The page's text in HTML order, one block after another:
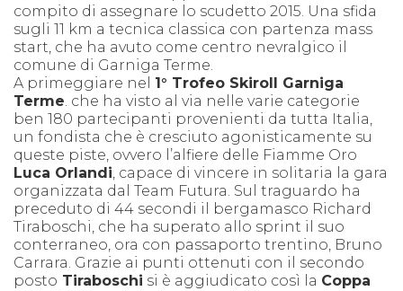
compito di assegnare lo scudetto 2015. Una sfida
sugli 11 km a tecnica classica con partenza mass
start, che ha avuto come centro nevralgico il
comune di Garniga Terme.
A primeggiare nel 1° Trofeo Skiroll Garniga
Terme. che ha visto al via nelle varie categorie
ben 180 partecipanti provenienti da tutta Italia,
un fondista che è cresciuto agonisticamente su
queste piste, ovvero l’alfiere delle Fiamme Oro
Luca Orlandi, capace di vincere in solitaria la gara
organizzata dal Team Futura. Sul traguardo ha
preceduto di 44 secondi il bergamasco Richard
Tiraboschi, che ha superato allo sprint il suo
conterraneo, ora con passaporto trentino, Bruno
Carrara. Grazie ai punti ottenuti con il secondo
posto Tiraboschi si è aggiudicato così la Coppa